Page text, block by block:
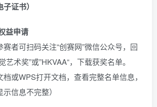
证书）
益申请
赛者可扫码关注“创赛网”微信公众号，回
艺术奖”或”HKVAA“，下载获奖名单。
档或WPS打开文档，查看完整名单信息，
信息不完整）